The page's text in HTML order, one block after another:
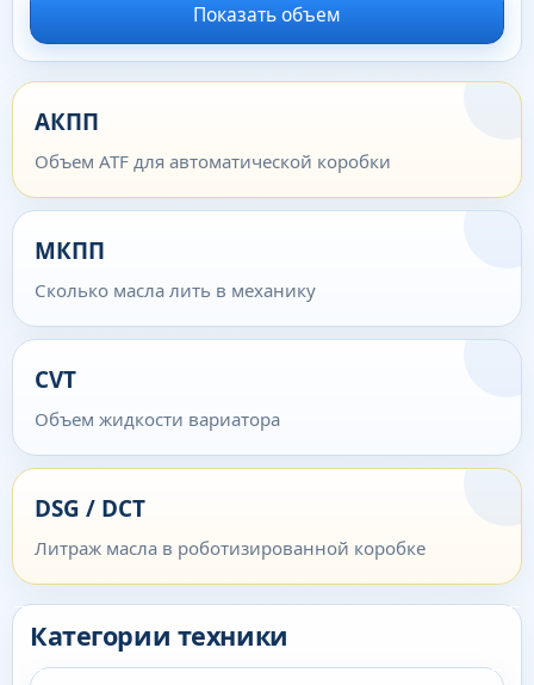
Показать объем
АКПП
Объем ATF для автоматической коробки
МКПП
Сколько масла лить в механику
CVT
Объем жидкости вариатора
DSG / DCT
Литраж масла в роботизированной коробке
Категории техники